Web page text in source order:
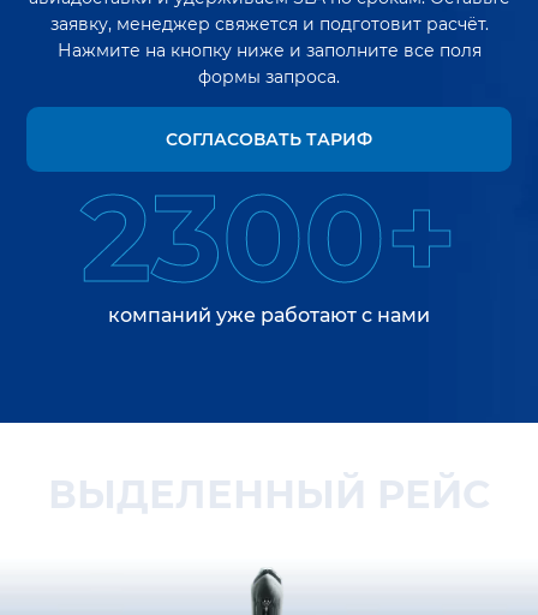
заявку, менеджер свяжется и подготовит расчёт.
Нажмите на кнопку ниже и заполните все поля
формы запроса.
СОГЛАСОВАТЬ ТАРИФ
2300+
компаний уже работают с нами
ВЫДЕЛЕННЫЙ РЕЙС